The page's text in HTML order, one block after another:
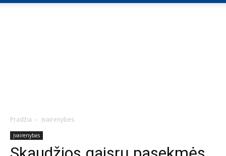
Pradžia Įvairenybės
Įvairenybės